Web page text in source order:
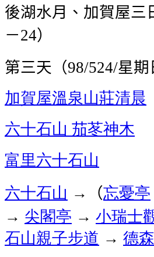
後湖水月、加賀屋三
－24）
第三天（98/524/星期
加賀屋溫泉山莊清晨
六十石山 茄苳神木
富里六十石山
六十石山 →（忘憂亭
→ 尖閣亭 → 小瑞士
石山親子步道 → 德